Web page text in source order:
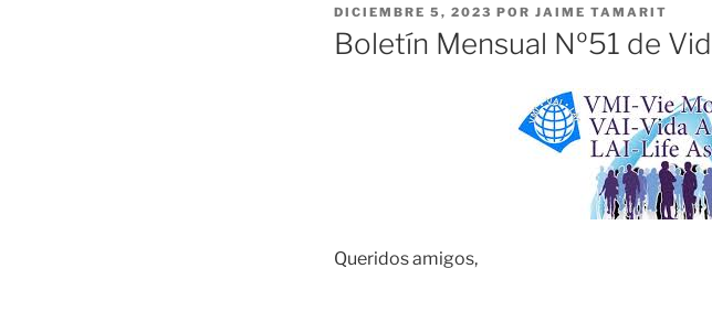
DICIEMBRE 5, 2023 POR JAIME TAMARIT
Boletín Mensual Nº51 de
Queridos amigos,